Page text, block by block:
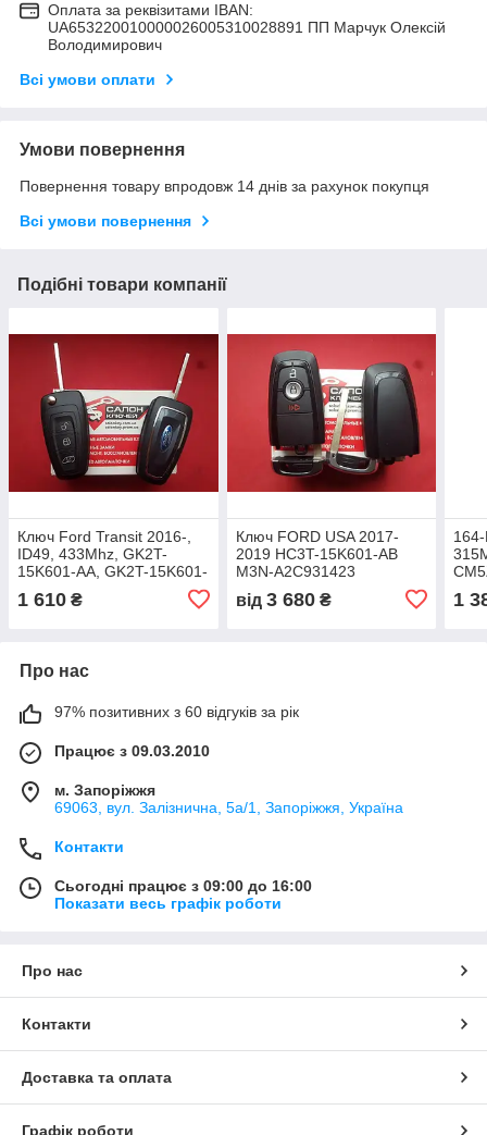
Оплата за реквізитами IBAN:
UA653220010000026005310028891 ПП Марчук Олексій
Володимирович
Всі умови оплати
Умови повернення
Повернення товару впродовж 14 днів за рахунок покупця
Всі умови повернення
Подібні товари компанії
Ключ Ford Transit 2016-,
ID49, 433Mhz, GK2T-
15K601-AA, GK2T-15K601-
2013328
1 610 ₴
Ключ FORD USA 2017-
2019 HC3T-15K601-AB
M3N-A2C931423
від 3 680₴ 1
Про нас
97% позитивних з 60 відгуків за рік
Працює з 09.03.2010
м. Запоріжжя
69063, вул. Залізнична, 5а/1, Запоріжжя, Україна
Контакти
Сьогодні працює з 09:00 до 16:00
Показати весь графік роботи
Про нас
Контакти
Доставка та оплата
Графік роботи